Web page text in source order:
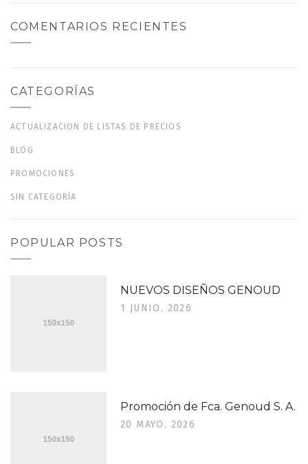
COMENTARIOS RECIENTES
CATEGORÍAS
ACTUALIZACION DE LISTAS DE PRECIOS
BLOG
PROMOCIONES
SIN CATEGORÍA
POPULAR POSTS
NUEVOS DISEÑOS GENOUD
1 JUNIO, 2026
Promoción de Fca. Genoud S. A.
20 MAYO, 2026